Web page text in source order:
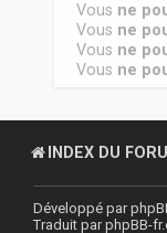
Vous ne
Vous ne
Vous ne
Vous ne
INDEX DU
Développé par
Traduit parphpBB-